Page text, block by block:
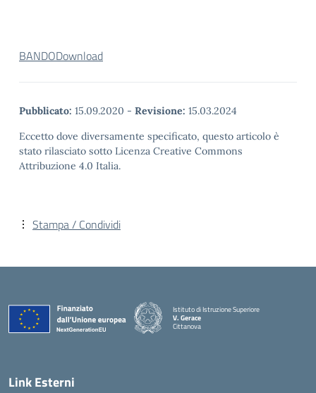
BANDODownload
Pubblicato: 15.09.2020 - Revisione: 15.03.2024
Eccetto dove diversamente specificato, questo articolo è
stato rilasciato sotto Licenza Creative Commons
Attribuzione 4.0 Italia.
Stampa / Condividi
Istituto di Istruzione Superiore
V. Gerace
Cittanova
Link Esterni